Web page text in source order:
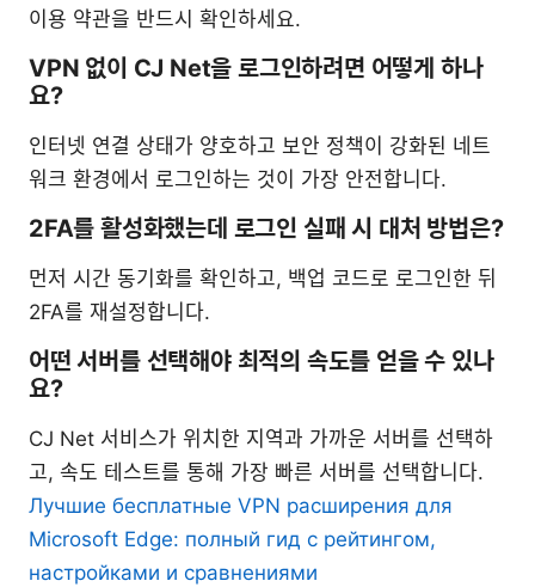
이용 약관을 반드시 확인하세요.
VPN 없이 CJ Net을 로그인하려면 어떻게 하나
요?
인터넷 연결 상태가 양호하고 보안 정책이 강화된 네트
워크 환경에서 로그인하는 것이 가장 안전합니다.
2FA를 활성화했는데 로그인 실패 시 대처 방법은?
먼저 시간 동기화를 확인하고, 백업 코드로 로그인한 뒤
2FA를 재설정합니다.
어떤 서버를 선택해야 최적의 속도를 얻을 수 있나
요?
CJ Net 서비스가 위치한 지역과 가까운 서버를 선택하
고, 속도 테스트를 통해 가장 빠른 서버를 선택합니다.
Лучшие бесплатные VPN расширения для
Microsoft Edge: полный гид с рейтингом,
настройками и сравнениями